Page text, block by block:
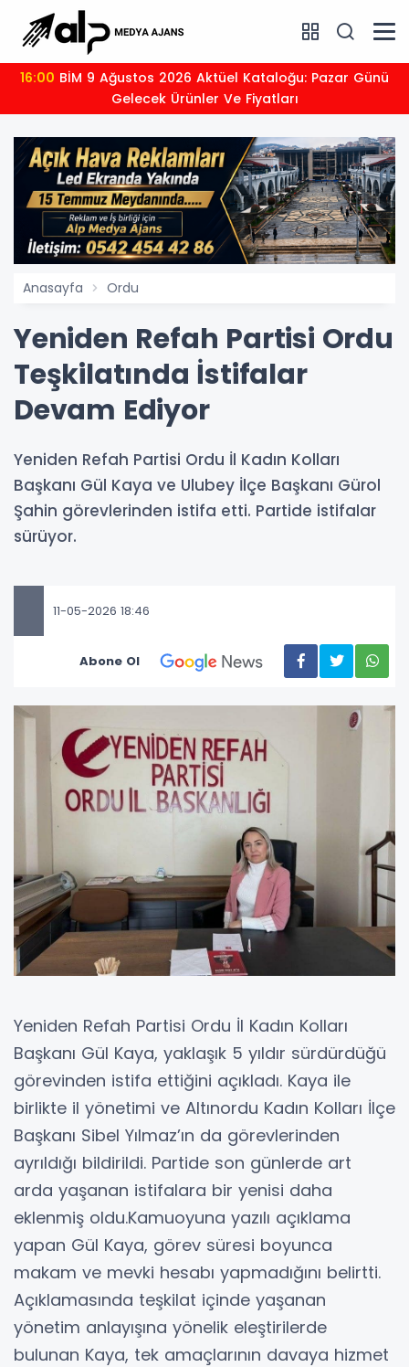
16:00
Gelecek Ürünler Ve Fiyatları
Anasayfa Ordu
Yeniden Refah Partisi Ordu
Teşkilatında İstifalar
Devam Ediyor
Yeniden Refah Partisi Ordu İl Kadın Kolları
Başkanı Gül Kaya ve Ulubey İlçe Başkanı Gürol
Şahin görevlerinden istifa etti. Partide istifalar
sürüyor.
11-05-2026 18:46
Abone Ol
Yeniden Refah Partisi Ordu İl Kadın Kolları
Başkanı Gül Kaya, yaklaşık 5 yıldır sürdürdüğü
görevinden istifa ettiğini açıkladı. Kaya ile
birlikte il yönetimi ve Altınordu Kadın Kolları İlçe
Başkanı Sibel Yılmaz’ın da görevlerinden
ayrıldığı bildirildi. Partide son günlerde art
arda yaşanan istifalara bir yenisi daha
eklenmiş oldu.Kamuoyuna yazılı açıklama
yapan Gül Kaya, görev süresi boyunca
makam ve mevki hesabı yapmadığını belirtti.
Açıklamasında teşkilat içinde yaşanan
yönetim anlayışına yönelik eleştirilerde
bulunan Kaya, tek amaçlarının davaya hizmet